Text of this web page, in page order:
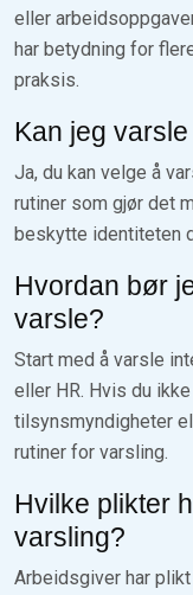
eller
har betydning for
praksis.
Kan jeg
Ja, du kan velge å
rutiner som gjør det
beskytte identiteten
Hvordan bør
varsle?
Start med å varsle
eller HR. Hvis du
tilsynsmyndigheter
rutiner for varsling.
Hvilke plikter
varsling?
Arbeidsgiver har